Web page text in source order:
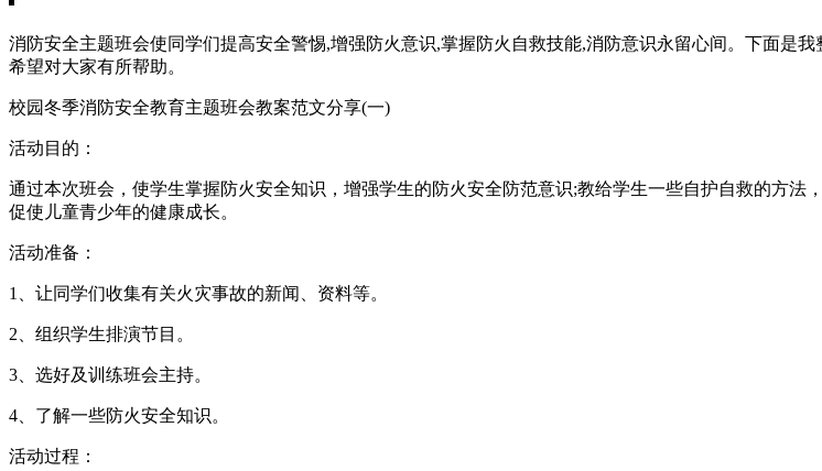
消防安全主题班会使同学们提高安全警惕,增强防火意识,掌握防火自救技能,消防意识永留心间。下面是
希望对大家有所帮助。
校园冬季消防安全教育主题班会教案范文分享(一)
活动目的：
通过本次班会，使学生掌握防火安全知识，增强学生的防火安全防范意识;教给学生一些自护自救的方
促使儿童青少年的健康成长。
活动准备：
1、让同学们收集有关火灾事故的新闻、资料等。
2、组织学生排演节目。
3、选好及训练班会主持。
4、了解一些防火安全知识。
活动过程：